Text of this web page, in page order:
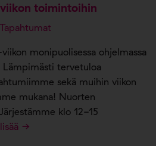
toimintoihin
Tapahtumat
monipuolisessa ohjelmassa
Lämpimästi tervetuloa
sekä muihin viikon
mukana! Nuorten
klo 12-15
→